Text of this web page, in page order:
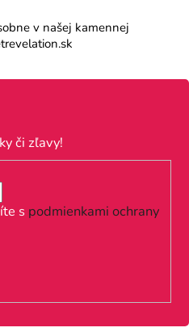
v našej kamennej
či zľavy!
s podmienkami ochrany